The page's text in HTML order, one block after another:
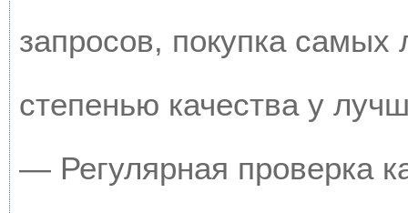
запросов, покупка
степенью качества у
— Регулярная проверка